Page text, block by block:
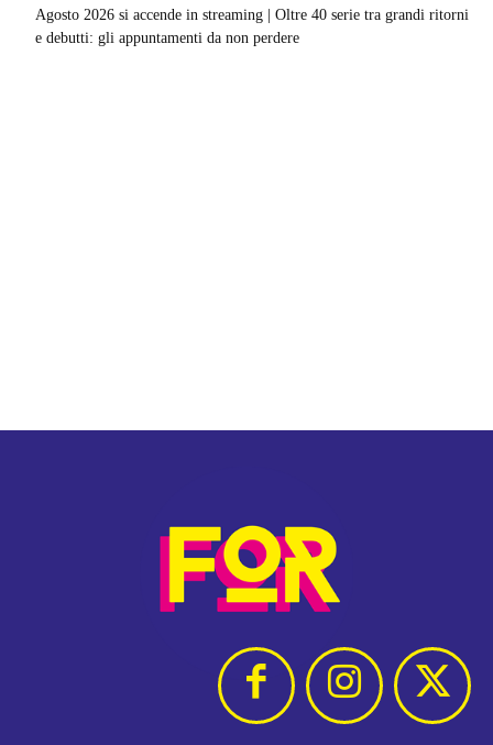
Agosto 2026 si accende in streaming | Oltre 40 serie tra grandi ritorni
e debutti: gli appuntamenti da non perdere